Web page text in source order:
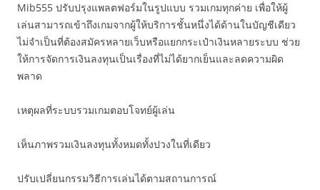
Mib555 ปรับปรุงแพลตฟอร์มในรูปแบบ รวมเกมทุกค่าย เพื่อให้ผู้
เล่นสามารถเข้าถึงเกมจากผู้ให้บริการชั้นหนึ่งได้ด้านในบัญชีเดียว
ไม่จำเป็นที่ต้องสมัครหลายเว็บหรือแยกกระเป๋าเงินหลายระบบ ช่วย
ให้การจัดการเงินลงทุนเป็นเรื่องที่ไม่ได้ยากเย็นและลดความผิด
พลาด
เหตุผลที่ระบบรวมเกมตอบโจทย์ผู้เล่น
เห็นภาพรวมเงินลงทุนทั้งหมดทั้งปวงในที่เดียว
ปรับเปลี่ยนกรรมวิธีการเล่นได้ตามสถานการณ์